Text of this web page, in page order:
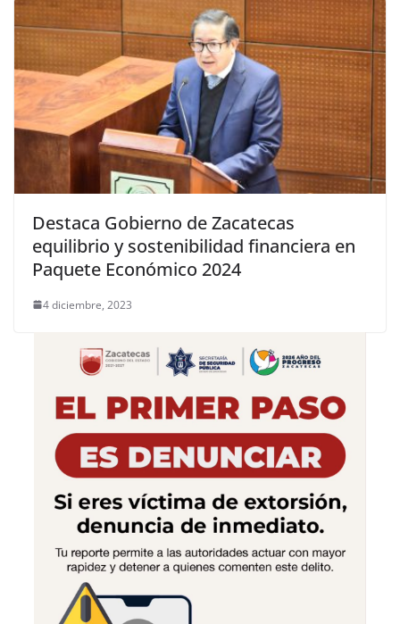
Destaca Gobierno de Zacatecas
equilibrio y sostenibilidad financiera en
Paquete Económico 2024
4 diciembre, 2023